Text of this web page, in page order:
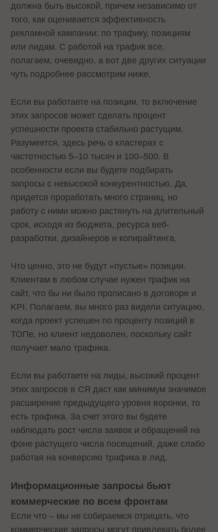
должна быть высокой, причем независимо от
того, как оценивается эффективность
рекламной кампании: по трафику, позициям
или лидам. С работой на трафик все,
полагаем, очевидно, а вот две других ситуации
чуть подробнее рассмотрим ниже.
Если вы работаете на позиции, то включение
этих запросов может сделать процент
успешности проекта стабильно растущим.
Разумеется, здесь речь о кластерах с
частотностью 5–10 тысяч и 100–500. В
особенности если вы будете подбирать
запросы с невысокой конкурентностью. Да,
придется проработать много страниц, но
работу с ними можно растянуть на длительный
срок, исходя из бюджета, ресурса веб-
разработки, дизайнеров и копирайтинга.
Что ценно, это не будут «пустые» позиции.
Клиентам в любом случае нужен трафик на
сайт, что бы ни было прописано в договоре и
KPI. Полагаем, вы много раз видели ситуацию,
когда проект успешен по проценту позиций в
ТОПе, но клиент недоволен, поскольку сайт
получает мало трафика.
Если вы работаете на лиды, высокий процент
этих запросов в СЯ даст как минимум значимое
расширение предыдущего уровня воронки, то
есть трафика. За счет этого вы будете
наблюдать рост числа заявок и обращений на
фоне растущего числа посещений, даже слабо
работая на конверсию трафика в лид.
Информационные запросы бьют
коммерческие по всем фронтам
Если что – мы не собираемся отрицать, что
коммерческие запросы могут привлекать более